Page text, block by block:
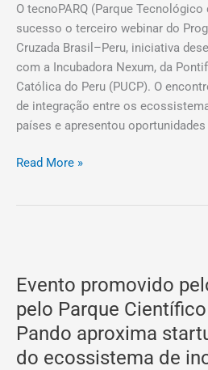
O tecnoPARQ (Parque
sucesso o terceiro webinar do
Cruzada Brasil–Peru, iniciativa
com a Incubadora Nexum, da
Católica do Peru (PUCP). O
de integração entre os
países e apresentou
de
inovação
em
3º
webinar
de
softlanding
Read More »
Evento promovido
pelo Parque
Pando aproxima
do ecossistema de
pelo
tecnoPARQ
e
pelo
Parque